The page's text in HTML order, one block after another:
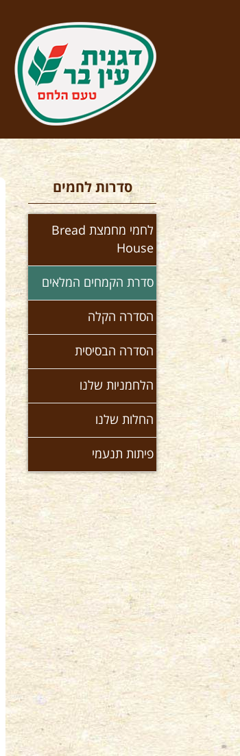
סדרות לחמים
לחמי מחמצת Bread
House
סדרת הקמחים המלאים
הסדרה הקלה
הסדרה הבסיסית
הלחמניות שלנו
החלות שלנו
פיתות תנעמי